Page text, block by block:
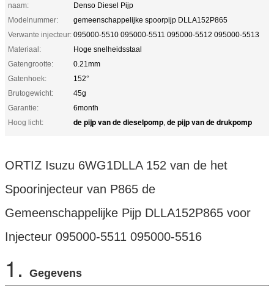
naam:
Denso Diesel Pijp
Modelnummer:
gemeenschappelijke spoorpijp DLLA152P865
Verwante injecteur: 095000-5510 095000-5511 095000-5512 095000-5513
Materiaal:
Hoge snelheidsstaal
Gatengrootte:
0.21mm
Gatenhoek:
152°
Brutogewicht:
45g
Garantie:
6month
Hoog licht:
de pijp van de dieselpomp, de pijp van de drukpomp
ORTIZ Isuzu 6WG1DLLA 152 van de het
Spoorinjecteur van P865 de
Gemeenschappelijke Pijp DLLA152P865 voor
Injecteur 095000-5511 095000-5516
1. Gegevens